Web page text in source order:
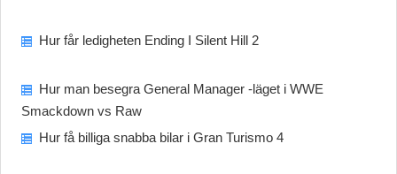
Hur får ledigheten Ending I Silent Hill 2
Hur man besegra General Manager -läget i WWE
Smackdown vs Raw
Hur få billiga snabba bilar i Gran Turismo 4